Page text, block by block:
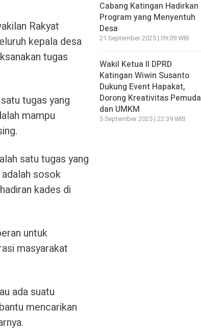
Rakyat
kepala desa
tugas
tugas yang
mampu
satu tugas yang
sosok
kades di
untuk
masyarakat
ada suatu
mencarikan
Cabang Katingan Hadirkan
Program yang Menyentuh
Desa
21 September 2025 | 09:09 WIB
Wakil Ketua II DPRD
Katingan Wiwin Susanto
Dukung Event Hapakat,
Dorong Kreativitas Pemuda
dan UMKM
5 September 2025 | 22:39 WIB